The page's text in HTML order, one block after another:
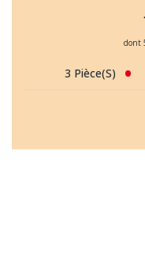
dont
3 Pièce(s)